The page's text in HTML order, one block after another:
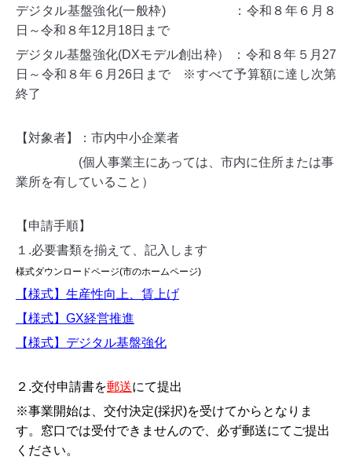
デジタル基盤強化(一般枠)： 令和８年６月８
日～令和８年12月18日まで
デジタル基盤強化(DXモデル創出枠）
： 令和８年５月27
日～令和８年６月26日まで
※すべて予算額に達し次第
終了
【対象者】：市内中小企業者
(個人事業主にあっては、市内に住所または事
業所を有していること）
【申請手順】
１.必要書類を揃えて、記入します
様式ダウンロードページ(市のホームページ)
【様式】生産性向上、賃上げ
【様式】GX経営推進
【様式】デジタル基盤強化
２.交付申請書を郵送にて提出
※事業開始は、交付決定(採択)を受けてからとなりま
す。 窓口では受付できませんので、必ず郵送にてご提出
ください。